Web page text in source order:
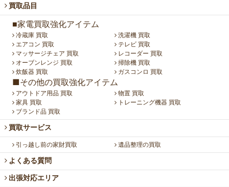
買取品目
■家電買取強化アイテム
冷蔵庫 買取
洗濯機 買取
エアコン 買取
テレビ 買取
マッサージチェア 買取
レコーダー 買取
オーブンレンジ 買取
掃除機 買取
炊飯器 買取
ガスコンロ 買取
■その他の買取強化アイテム
アウトドア用品 買取
物置 買取
家具 買取
トレーニング機器 買取
ブランド品 買取
買取サービス
引っ越し前の家財買取 遺品整理の買取
よくある質問
出張対応エリア